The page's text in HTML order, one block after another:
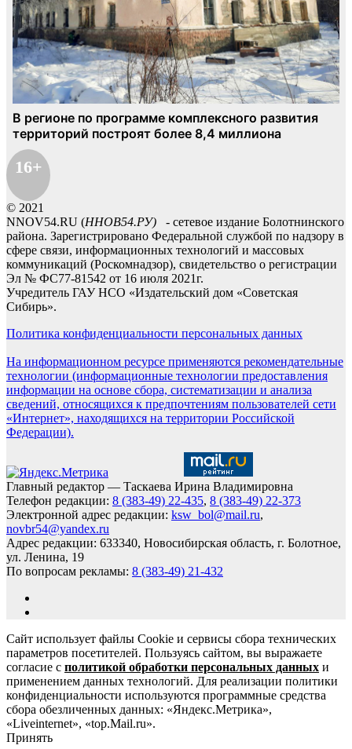
16+
© 2021
NNOV54.RU (ННОВ54.РУ) - сетевое издание Болотнинского
района. Зарегистрировано Федеральной службой по надзору в
сфере связи, информационных технологий и массовых
коммуникаций (Роскомнадзор), свидетельство о регистрации
Эл № ФС77-81542 от 16 июля 2021г.
Учредитель ГАУ НСО «Издательский дом «Советская
Сибирь».
Политика конфиденциальности персональных данных
На информационном ресурсе применяются рекомендательные
технологии (информационные технологии предоставления
информации на основе сбора, систематизации и анализа
сведений, относящихся к предпочтениям пользователей сети
«Интернет», находящихся на территории Российской
Федерации).
Главный редактор — Таскаева Ирина Владимировна
Телефон редакции: 8 (383-49) 22-435, 8 (383-49) 22-373
Электронной адрес редакции: ksw_bol@mail.ru,
novbr54@yandex.ru
Адрес редакции: 633340, Новосибирская область, г. Болотное,
ул. Ленина, 19
По вопросам рекламы: 8 (383-49) 21-432
Сайт использует файлы Cookie и сервисы сбора технических
параметров посетителей. Пользуясь сайтом, вы выражаете
согласие с политикой обработки персональных данных и
применением данных технологий. Для реализации политики
конфиденциальности используются программные средства
сбора обезличенных данных: «Яндекс.Метрика»,
«Liveinternet», «top.Mail.ru».
Принять